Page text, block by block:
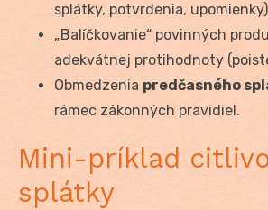
splátky, potvrdenia,
„Balíčkovanie“ povinných
adekvátnej protihodnoty
Obmedzenia predčasného
rámec zákonných pravidiel.
Mini-príklad
splátky